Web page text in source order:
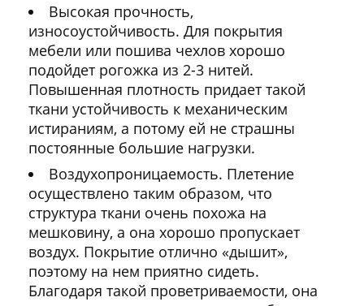
Высокая прочность,
износоустойчивость. Для покрытия
мебели или пошива чехлов хорошо
подойдет рогожка из 2-3 нитей.
Повышенная плотность придает такой
ткани устойчивость к механическим
истираниям, а потому ей не страшны
постоянные большие нагрузки.
Воздухопроницаемость. Плетение
осуществлено таким образом, что
структура ткани очень похожа на
мешковину, а она хорошо пропускает
воздух. Покрытие отлично «дышит»,
поэтому на нем приятно сидеть.
Благодаря такой проветриваемости, она